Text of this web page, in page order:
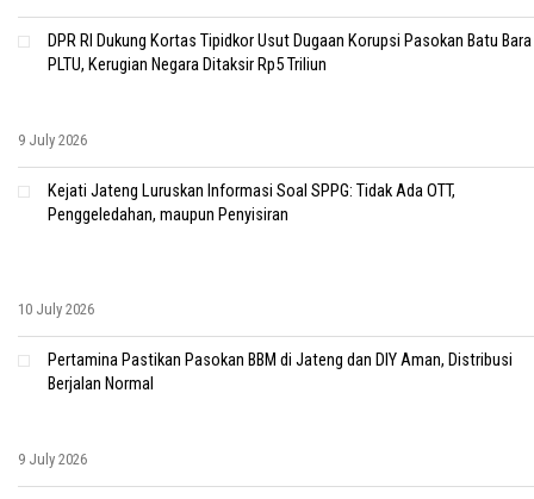
DPR RI Dukung Kortas Tipidkor Usut Dugaan Korupsi Pasokan Batu Bara
PLTU, Kerugian Negara Ditaksir Rp5 Triliun
9 July 2026
Kejati Jateng Luruskan Informasi Soal SPPG: Tidak Ada OTT,
Penggeledahan, maupun Penyisiran
10 July 2026
Pertamina Pastikan Pasokan BBM di Jateng dan DIY Aman, Distribusi
Berjalan Normal
9 July 2026